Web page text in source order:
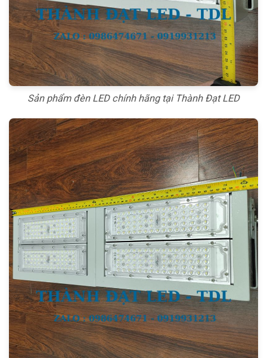
Sản phẩm đèn LED chính hãng tại Thành Đạt LED